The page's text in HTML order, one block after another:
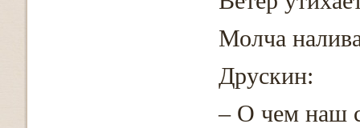
Молча
Друскин:
– О чем наш